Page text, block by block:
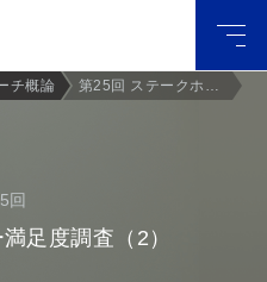
グロー
回
足度調査（2）
チ概論 第25回 ステークホルダー満足度調査（2）